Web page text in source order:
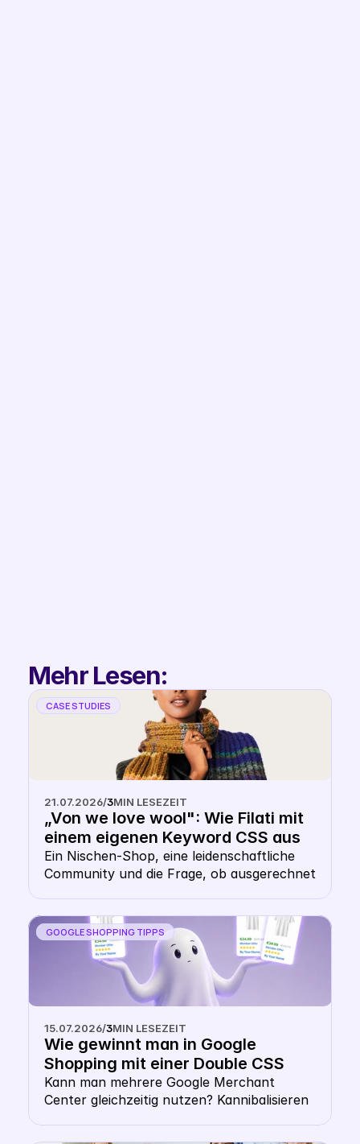
Mehr Lesen:
CASE STUDIES
21.07.2026/3MIN LESEZEIT
„Von we love wool": Wie Filati mit
einem eigenen Keyword CSS aus
dem Shopping- Karussell
heraussticht
Ein Nischen-Shop, eine leidenschaftliche
Community und die Frage, ob ausgerechnet
GOOGLE SHOPPING TIPPS
15.07.2026/3MIN LESEZEIT
Wie gewinnt man in Google
Shopping mit einer Double CSS
Strategy?
Kann man mehrere Google Merchant
Center gleichzeitig nutzen? Kannibalisieren